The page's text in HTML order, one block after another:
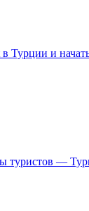
Турции и
туристов —